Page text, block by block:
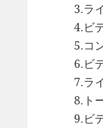
3.ラ
4.ビ
5.コ
6.ビ
7.ラ
8.ト
9.ビ